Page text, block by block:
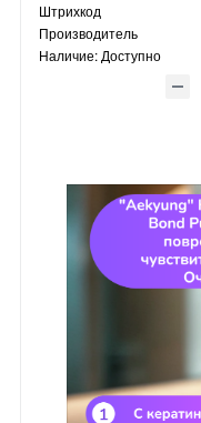
Штрихкод
Производитель
Наличие:Доступно